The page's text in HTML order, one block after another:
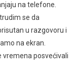
na telefone.
se da
u razgovoru i
na ekran.
vremena posvećivali